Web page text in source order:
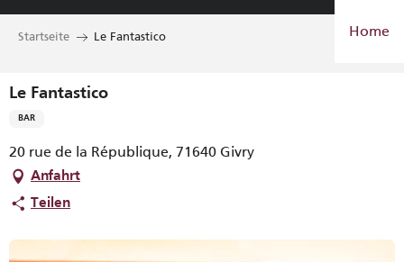
Aller
Home
Startseite Le Fantastico
Le Fantastico
BAR
20 rue de la République, 71640 Givry
Anfahrt
Teilen